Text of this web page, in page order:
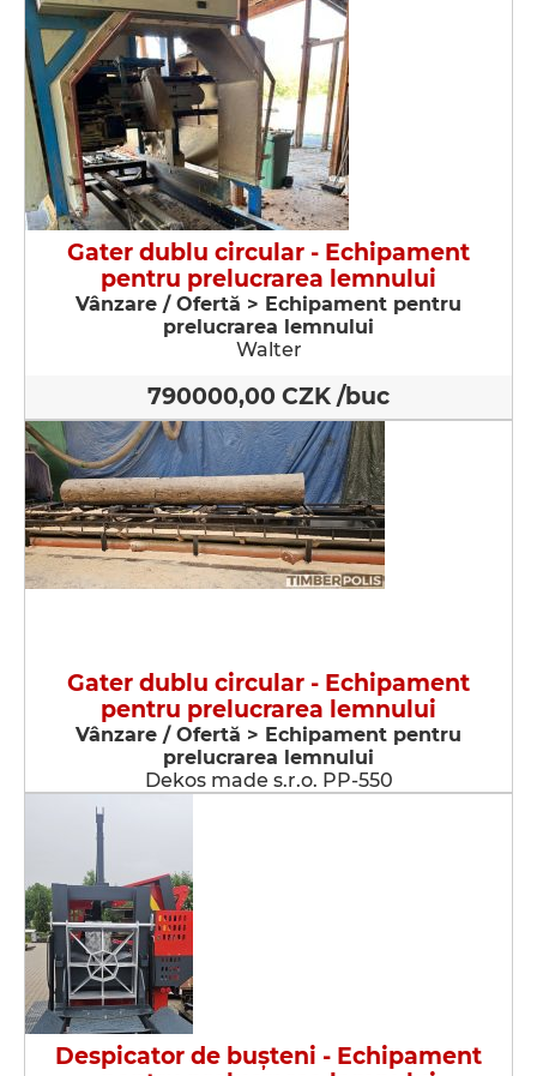
Gater dublu circular - Echipament
pentru prelucrarea lemnului
Vânzare / Ofertă > Echipament pentru
prelucrarea lemnului
Walter
790000,00 CZK /buc
Gater dublu circular - Echipament
pentru prelucrarea lemnului
Vânzare / Ofertă > Echipament pentru
prelucrarea lemnului
Dekos made s.r.o. PP-550
Despicator de buşteni - Echipament